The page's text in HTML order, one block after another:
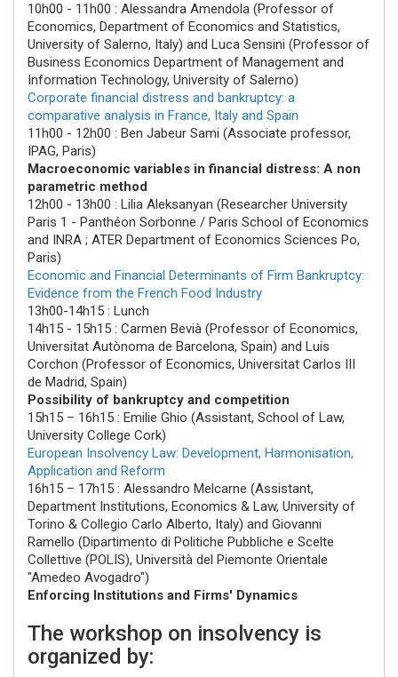
10h00 - 11h00 : Alessandra Amendola (Professor of
Economics, Department of Economics and Statistics,
University of Salerno, Italy) and Luca Sensini (Professor of
Business Economics Department of Management and
Information Technology, University of Salerno)
Corporate financial distress and bankruptcy: a
comparative analysis in France, Italy and Spain
11h00 - 12h00 : Ben Jabeur Sami (Associate professor,
IPAG, Paris)
Macroeconomic variables in financial distress: A non
parametric method
12h00 - 13h00 : Lilia Aleksanyan (Researcher University
Paris 1 - Panthéon Sorbonne / Paris School of Economics
and INRA ; ATER Department of Economics Sciences Po,
Paris)
Economic and Financial Determinants of Firm Bankruptcy:
Evidence from the French Food Industry
13h00-14h15 : Lunch
14h15 - 15h15 : Carmen Bevià (Professor of Economics,
Universitat Autònoma de Barcelona, Spain) and Luis
Corchon (Professor of Economics, Universitat Carlos III
de Madrid, Spain)
Possibility of bankruptcy and competition
15h15 – 16h15 : Emilie Ghio (Assistant, School of Law,
University College Cork)
European Insolvency Law: Development, Harmonisation,
Application and Reform
16h15 – 17h15 : Alessandro Melcarne (Assistant,
Department Institutions, Economics & Law, University of
Torino & Collegio Carlo Alberto, Italy) and Giovanni
Ramello (Dipartimento di Politiche Pubbliche e Scelte
Collettive (POLIS), Università del Piemonte Orientale
"Amedeo Avogadro")
Enforcing Institutions and Firms' Dynamics
The workshop on insolvency is
organized by: